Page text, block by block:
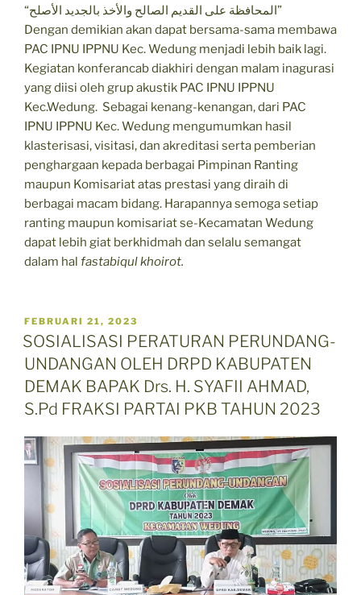
“المحافظة على القديم الصالح والأخذ بالجديد الأصلح”
Dengan demikian akan dapat bersama-sama membawa
PAC IPNU IPPNU Kec. Wedung menjadi lebih baik lagi.
Kegiatan konferancab diakhiri dengan malam inagurasi
yang diisi oleh grup akustik PAC IPNU IPPNU
Kec.Wedung. Sebagai kenang-kenangan, dari PAC
IPNU IPPNU Kec. Wedung mengumumkan hasil
klasterisasi, visitasi, dan akreditasi serta pemberian
penghargaan kepada berbagai Pimpinan Ranting
maupun Komisariat atas prestasi yang diraih di
berbagai macam bidang. Harapannya semoga setiap
ranting maupun komisariat se-Kecamatan Wedung
dapat lebih giat berkhidmah dan selalu semangat
dalam hal fastabiqul khoirot.
POSTED
ON
FEBRUARI 21, 2023
SOSIALISASI PERATURAN PERUNDANG-
UNDANGAN OLEH DRPD KABUPATEN
DEMAK BAPAK Drs. H. SYAFII AHMAD,
S.Pd FRAKSI PARTAI PKB TAHUN 2023